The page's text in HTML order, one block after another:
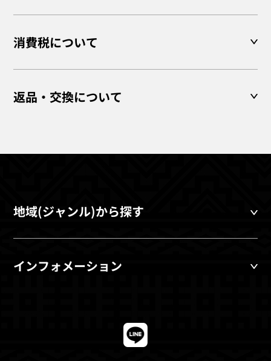
消費税について
返品・交換について
地域(ジャンル)から探す
インフォメーション